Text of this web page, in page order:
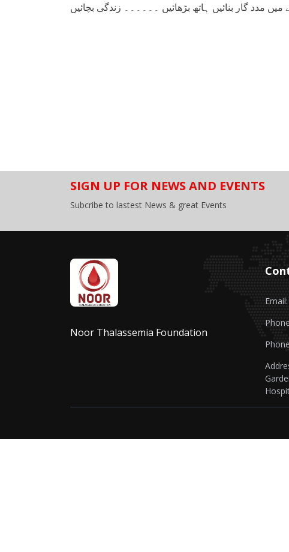
گار بنائیں ہاتھ بڑھائیں ۔۔۔۔۔۔ زندگی بچائیں
SIGN UP FOR NEWS AND EVENTS
Subcribe to lastest News & great Events
Noor Thalassemia Foundation